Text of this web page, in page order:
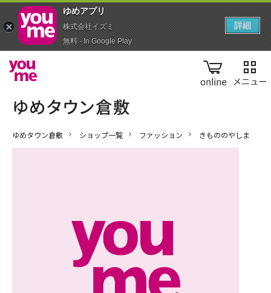
online
ゆめタウン倉敷 ショップ一覧 ファッション きもののやしま
ゆめアプ‪リ‬
株式会社イズミ
無料 - In Google Play
詳細